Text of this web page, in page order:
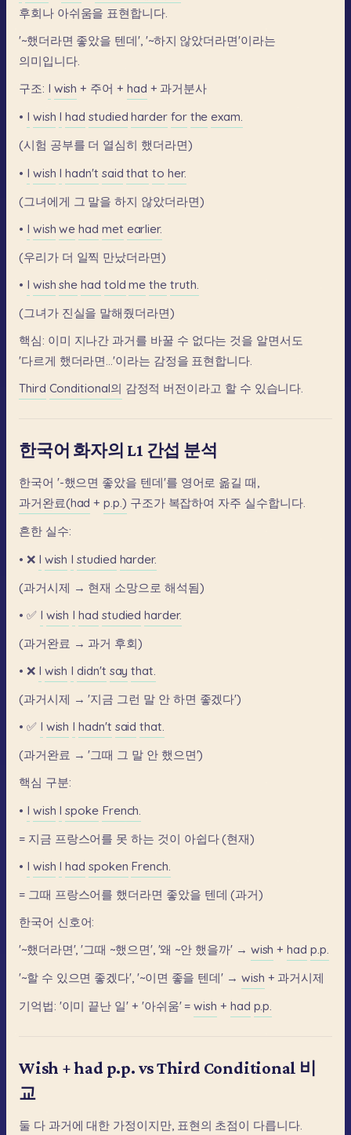
후회나 아쉬움을 표현합니다.
'~했더라면 좋았을 텐데', '~하지 않았더라면'이라는
의미입니다.
구조: I wish + 주어 + had + 과거분사
• I wish I had studied harder for the exam.
(시험 공부를 더 열심히 했더라면)
• I wish I hadn't said that to her.
(그녀에게 그 말을 하지 않았더라면)
• I wish we had met earlier.
(우리가 더 일찍 만났더라면)
• I wish she had told me the truth.
(그녀가 진실을 말해줬더라면)
핵심: 이미 지나간 과거를 바꿀 수 없다는 것을 알면서도
'다르게 했더라면...'이라는 감정을 표현합니다.
Third Conditional의 감정적 버전이라고 할 수 있습니다.
한국어 화자의 L1 간섭 분석
한국어 '-했으면 좋았을 텐데'를 영어로 옮길 때,
과거완료(had + p.p.) 구조가 복잡하여 자주 실수합니다.
흔한 실수:
• ❌ I wish I studied harder.
(과거시제 → 현재 소망으로 해석됨)
• ✅ I wish I had studied harder.
(과거완료 → 과거 후회)
• ❌ I wish I didn't say that.
(과거시제 → '지금 그런 말 안 하면 좋겠다')
• ✅ I wish I hadn't said that.
(과거완료 → '그때 그 말 안 했으면')
핵심 구분:
• I wish I spoke French.
= 지금 프랑스어를 못 하는 것이 아쉽다 (현재)
• I wish I had spoken French.
= 그때 프랑스어를 했더라면 좋았을 텐데 (과거)
한국어 신호어:
'~했더라면', '그때 ~했으면', '왜 ~안 했을까' → wish + had p.p.
'~할 수 있으면 좋겠다', '~이면 좋을 텐데' → wish + 과거시제
기억법: '이미 끝난 일' + '아쉬움' = wish + had p.p.
Wish + had p.p. vs Third Conditional 비
교
둘 다 과거에 대한 가정이지만, 표현의 초점이 다릅니다.